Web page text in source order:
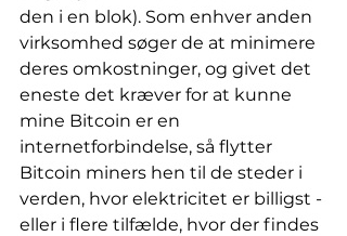
den i en blok). Som enhver anden
virksomhed søger de at minimere
deres omkostninger, og givet det
eneste det kræver for at kunne
mine Bitcoin er en
internetforbindelse, så flytter
Bitcoin miners hen til de steder i
verden, hvor elektricitet er billigst -
eller i flere tilfælde, hvor der findes